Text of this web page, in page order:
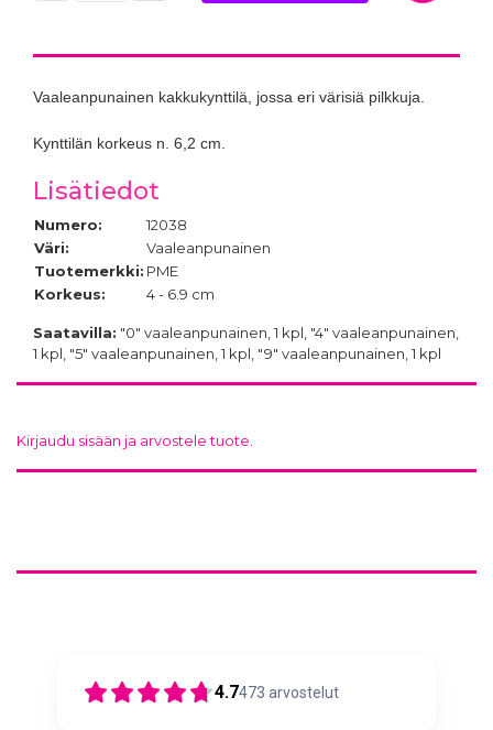
Vaaleanpunainen kakkukynttilä, jossa eri värisiä pilkkuja.
Kynttilän korkeus n. 6,2 cm.
Lisätiedot
Numero:
12038
Väri:
Vaaleanpunainen
Tuotemerkki: PME
Korkeus:
4 - 6.9 cm
Saatavilla: "0" vaaleanpunainen, 1 kpl, "4" vaaleanpunainen,
1 kpl, "5" vaaleanpunainen, 1 kpl, "9" vaaleanpunainen, 1 kpl
Kirjaudu sisään ja arvostele tuote.
4.7473 arvostelut